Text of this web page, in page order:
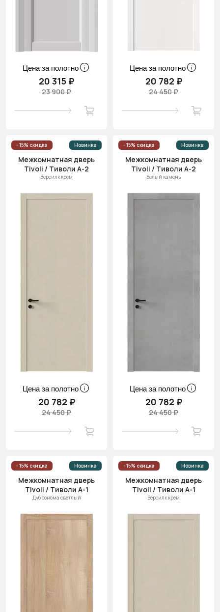
Цена за полотно
20 315 ₽
23 900 ₽
Цена за полотно
20 782 ₽
24 450 ₽
- 15% скидка Новинка
Межкомнатная дверь
Tivoli / Тиволи А-2
Версилк крем
Цена за полотно
20 782 ₽
24 450 ₽
- 15% скидка Новинка
Межкомнатная дверь
Tivoli / Тиволи А-2
Белый камень
Цена за полотно
20 782 ₽
24 450 ₽
- 15% скидка Новинка
Межкомнатная дверь
Tivoli / Тиволи А-1
Дуб сонома светлый
- 15% скидка Новинка
Межкомнатная дверь
Tivoli / Тиволи А-1
Версилк крем